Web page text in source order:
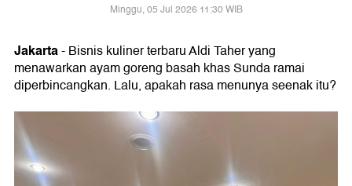
Minggu, 05 Jul 2026 11:30 WIB
Jakarta- Bisnis kuliner terbaru Aldi Taher yang
menawarkan ayam goreng basah khas Sunda ramai
diperbincangkan. Lalu, apakah rasa menunya seenak itu?